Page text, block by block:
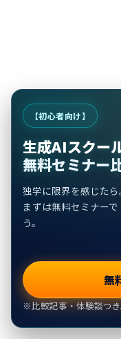
【初心者向け】
生成AIスクー
無料セミナー
独学に限界を感じたら
まずは無料セミナー
う。
無
※比較記事・体験談つ